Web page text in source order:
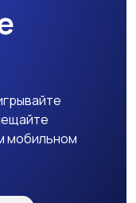
мобильном